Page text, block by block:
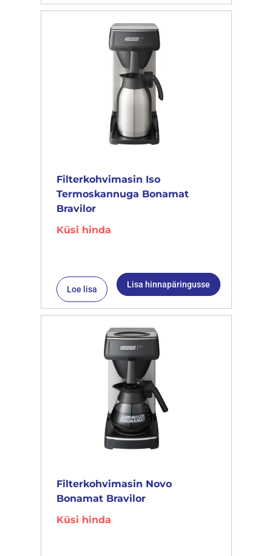
Filterkohvimasin Iso
Termoskannuga Bonamat
Bravilor
Küsi hinda
Loe lisa Lisa hinnapäringusse
Filterkohvimasin Novo
Bonamat Bravilor
Küsi hinda